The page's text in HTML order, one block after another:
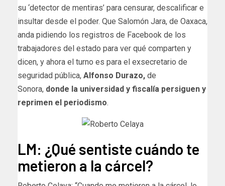
su ‘detector de mentiras’ para censurar, descalificar e
insultar desde el poder. Que Salomón Jara, de Oaxaca,
anda pidiendo los registros de Facebook de los
trabajadores del estado para ver qué comparten y
dicen, y ahora el turno es para el exsecretario de
seguridad pública, Alfonso Durazo, de
Sonora, donde la universidad y fiscalía persiguen y
reprimen el periodismo.
LM: ¿Qué sentiste cuándo te
metieron a la cárcel?